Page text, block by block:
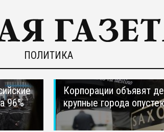
ПОЛИТИКА
96%
Корпорации объявят
крупные города